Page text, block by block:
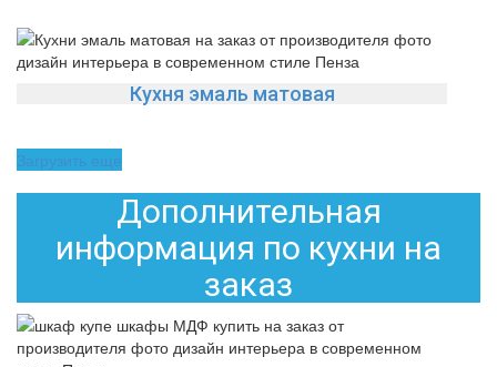
Кухня эмаль матовая
Загрузить еще
Дополнительная
информация по кухни на
заказ